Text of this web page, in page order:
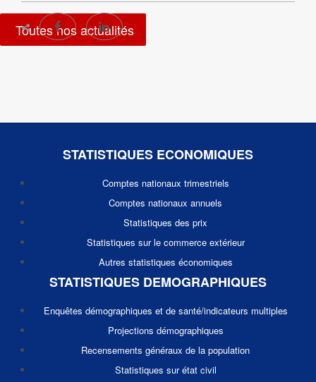
Toutes nos actualités
STATISTIQUES ECONOMIQUES
Comptes nationaux trimestriels
Comptes nationaux annuels
Statistiques des prix
Statistiques sur le commerce extérieur
Autres statistiques économiques
STATISTIQUES DEMOGRAPHIQUES
Enquêtes démographiques et de santé/indicateurs multiples
Projections démographiques
Recensements généraux de la population
Statistiques sur état civil